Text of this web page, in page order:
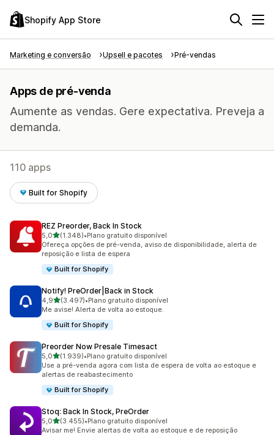
Shopify App Store
Marketing e conversão Upsell e pacotes Pré-vendas
Apps de pré-venda
Aumente as vendas. Gere expectativa. Preveja a
demanda.
110 apps
Built for Shopify
REZ Preorder, Back In Stock
5,0de 5 estrelas
(1.348)
1348 avaliações ao todo
•Plano gratuito disponível
Ofereça opções de pré-venda, aviso de disponibilidade, alerta de
reposição e lista de espera
Built for Shopify
Notify! PreOrder|Back in Stock
4,9de 5 estrelas
(3.497)
3497 avaliações ao todo
•Plano gratuito disponível
Me avise! Alerta de volta ao estoque.
Built for Shopify
Preorder Now Presale Timesact
5,0de 5 estrelas
(1.939)
1939 avaliações ao todo
•Plano gratuito disponível
Use a pré-venda agora com lista de espera de volta ao estoque e
alertas de reabastecimento
Built for Shopify
Stoq: Back In Stock, PreOrder
5,0de 5 estrelas
(3.455)
3455 avaliações ao todo
•Plano gratuito disponível
Avisar me! Envie alertas de volta ao estoque e de reposição